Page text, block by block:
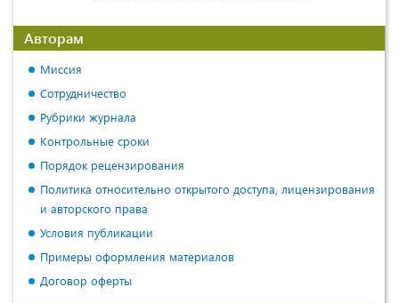
Авторам
Миссия
Сотрудничество
Рубрики журнала
Контрольные сроки
Порядок рецензирования
Политика относительно открытого доступа, лицензирования
и авторского права
Условия публикации
Примеры оформления материалов
Договор оферты